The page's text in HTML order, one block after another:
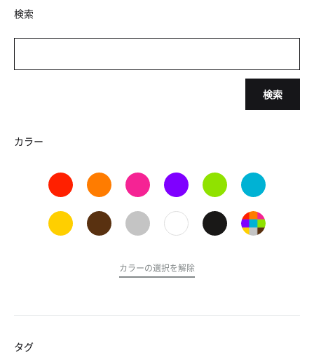
検索
検索
カラー
カラーの選択を解除
タグ